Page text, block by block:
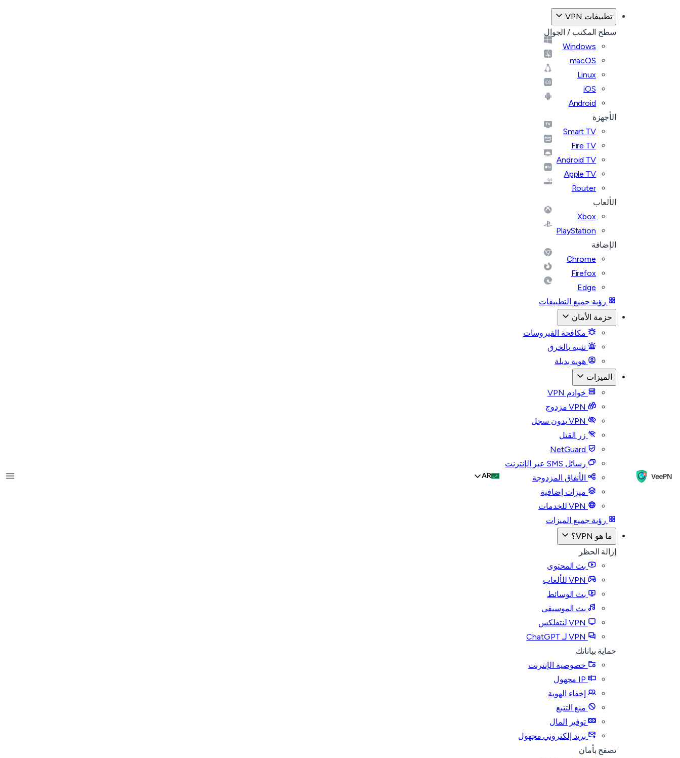
تطبيقات VPN
سطح المكتب / الجوال
Windows
macOS
Linux
iOS
Android
الأجهزة
Smart TV
Fire TV
Android TV
Apple TV
Router
الألعاب
Xbox
PlayStation
الإضافة
Chrome
Firefox
Edge
رؤية جميع التطبيقات
حزمة الأمان
مكافحة الفيروسات
تنبيه بالخرق
هوية بديلة
الميزات
خوادم VPN
زر القتل
رسائل SMS عبر الإنترنت
الأنفاق المزدوجة
ميزات إضافية
رؤية جميع الميزات
ما هو VPN؟
إزالة الحظر
بث المحتوى
بث الوسائط
بث الموسيقى
حماية بياناتك
خصوصية الإنترنت
إخفاء الهوية
منع التتبع
توفير المال
بريد إلكتروني مجهول
تصفح بأمان
AR